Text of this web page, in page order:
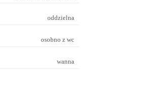
oddzielna
osobno z wc
wanna